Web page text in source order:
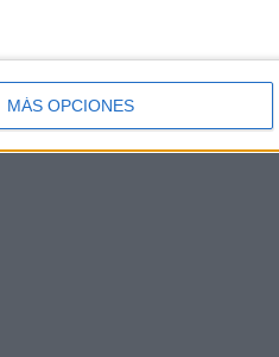
MÁS OPCIONES
Identificación de fonemas sílaba inicial